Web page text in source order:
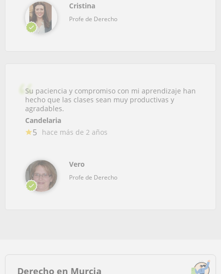
Cristina
Profe de Derecho
Su paciencia y compromiso con mi aprendizaje han
hecho que las clases sean muy productivas y
agradables.
Candelaria
5 hace más de 2 años
Vero
Profe de Derecho
Derecho en Murcia